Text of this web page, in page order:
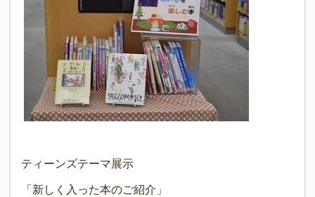
ティーンズテーマ展示
「新しく入った本のご紹介」